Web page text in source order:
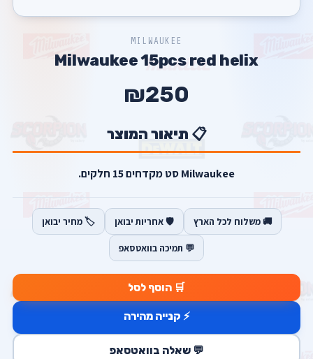
MILWAUKEE
Milwaukee 15pcs red helix
₪250
📋 תיאור המוצר
Milwaukee סט מקדחים 15 חלקים.
🚚 משלוח לכל הארץ 🛡️ אחריות יבואן 🏷️ מחיר יבואן
💬 תמיכה בוואטסאפ
🛒 הוסף לסל
⚡ קנייה מהירה
💬 שאלה בוואטסאפ